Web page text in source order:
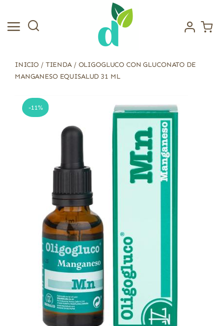
contenido
INICIO / TIENDA/ OLIGOGLUCO CON GLUCONATO DE
MANGANESO EQUISALUD 31 ML
-11%